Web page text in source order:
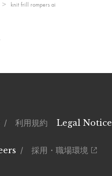
knit frill rompers ai
/ 利用規約 Legal Notice
/ 採用・職場環境